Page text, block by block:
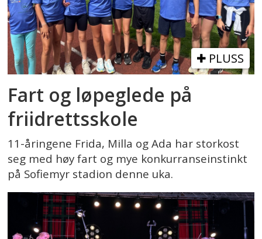
PLUSS
Fart og løpeglede på
friidrettsskole
11-åringene Frida, Milla og Ada har storkost
seg med høy fart og mye konkurranseinstinkt
på Sofiemyr stadion denne uka.